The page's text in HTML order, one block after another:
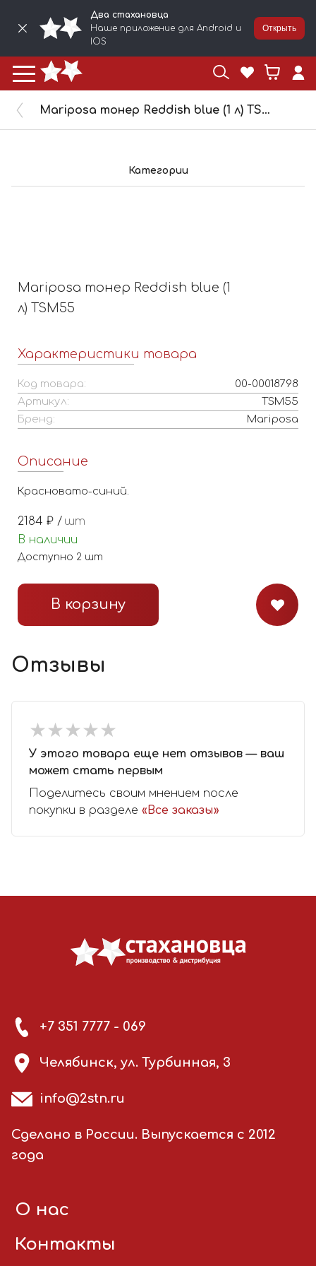
Два стахановца
Наше приложение для Android и
IOS
Открыть
Mariposa тонер Reddish blue (1 л) TSM55
Категории
Mariposa тонер Reddish blue (1
л) TSM55
Характеристики товара
Код товара:
00-00018798
Артикул:
TSM55
Бренд:
Mariposa
Описание
Красновато-синий.
2184 ₽ / шт
В наличии
Доступно 2 шт
В корзину
Отзывы
★★★★★
★★★★★
У этого товара еще нет отзывов — ваш
может стать первым
Поделитесь своим мнением после
покупки в разделе «Все заказы»
+7 351 7777 - 069
Челябинск, ул. Турбинная, 3
info@2stn.ru
Сделано в России. Выпускается с 2012
года
О нас
Контакты